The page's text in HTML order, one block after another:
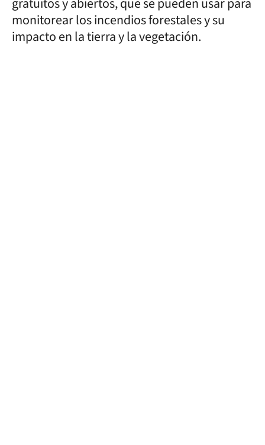
monitorear los incendios forestales y su
impacto en la tierra y la vegetación.